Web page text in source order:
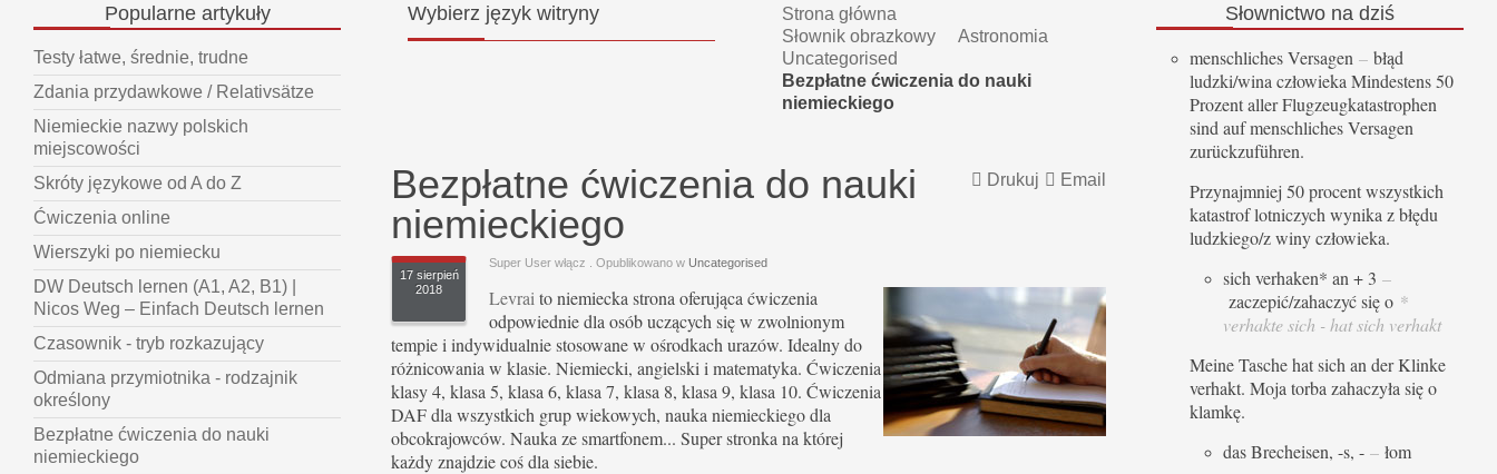
Wybierz język witryny
Strona główna
Słownik obrazkowy
Astronomia
Uncategorised
Bezpłatne ćwiczenia do nauki
niemieckiego
Email
Drukuj
Bezpłatne ćwiczenia do nauki
niemieckiego
Super User włącz
17 sierpień
2018
. Opublikowano w Uncategorised
Levrai to niemiecka strona oferująca ćwiczenia
odpowiednie dla osób uczących się w zwolnionym
tempie i indywidualnie stosowane w ośrodkach urazów. Idealny do
różnicowania w klasie. Niemiecki, angielski i matematyka. Ćwiczenia
klasy 4, klasa 5, klasa 6, klasa 7, klasa 8, klasa 9, klasa 10. Ćwiczenia
DAF dla wszystkich grup wiekowych, nauka niemieckiego dla
obcokrajowców. Nauka ze smartfonem... Super stronka na której
każdy znajdzie coś dla siebie.
Popularneartykuły
Testy łatwe, średnie, trudne
Zdania przydawkowe / Relativsätze
Niemieckie nazwy polskich
miejscowości
Skróty językowe od A do Z
Ćwiczenia online
Wierszyki po niemiecku
DW Deutsch lernen (A1, A2, B1) |
Nicos Weg – Einfach Deutsch lernen
Czasownik - tryb rozkazujący
Odmiana przymiotnika - rodzajnik
określony
Bezpłatne ćwiczenia do nauki
niemieckiego
Słownictwo na dziś
menschliches Versagen – błąd
ludzki/wina człowieka Mindestens 50
Prozent aller Flugzeugkatastrophen
sind auf menschliches Versagen
zurückzuführen.
Przynajmniej 50 procent wszystkich
katastrof lotniczych wynika z błędu
ludzkiego/z winy człowieka.
sich verhaken* an + 3 –
zaczepić/zahaczyć się o *
verhakte sich - hat sich verhakt
Meine Tasche hat sich an der Klinke
verhakt. Moja torba zahaczyła się o
klamkę.
das Brecheisen, -s, - – łom